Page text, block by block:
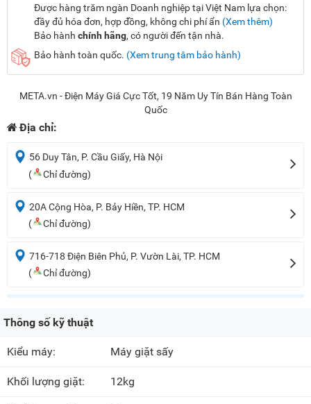
Được hàng trăm ngàn Doanh nghiệp tại Việt Nam lựa chọn:
đầy đủ hóa đơn, hợp đồng, không chi phí ẩn (Xem thêm)
Bảo hành chính hãng, có người đến tận nhà.
Bảo hành toàn quốc. (Xem trung tâm bảo hành)
META.vn - Điện Máy Giá Cực Tốt, 19 Năm Uy Tín Bán Hàng Toàn
Quốc
Địa chỉ:
56 Duy Tân, P. Cầu Giấy, Hà Nội
(
Chỉ đường)
20A Cộng Hòa, P. Bảy Hiền, TP. HCM
(
Chỉ đường)
716-718 Điện Biên Phủ, P. Vườn Lài, TP. HCM
(
Chỉ đường)
Thông số kỹ thuật
Kiểu máy: Máy giặt sấy
Khối lượng giặt: 12kg